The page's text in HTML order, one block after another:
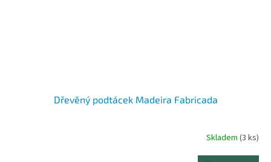
Dřevěný podtácek Madeira Fabricada
Skladem (3 ks)